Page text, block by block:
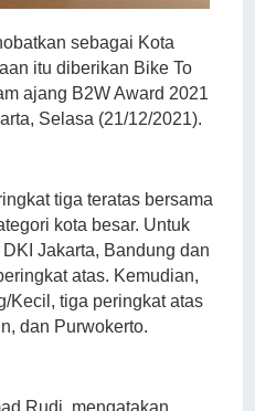
sebagai Kota
itu diberikan Bike To
ajang B2W Award 2021
Selasa (21/12/2021).
tiga teratas bersama
kota besar. Untuk
Jakarta, Bandung dan
atas. Kemudian,
Kecil, tiga peringkat atas
dan Purwokerto.
Rudi, mengatakan,